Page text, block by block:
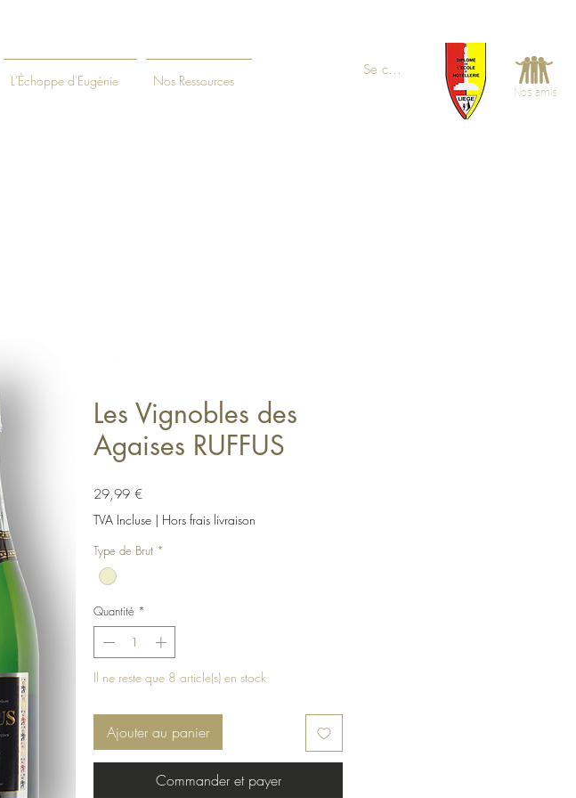
L'Échoppe d'Eugènie Nos Ressources
Se connecter
Nos amis
Les Vignobles des
Agaises RUFFUS
29,99 €Prix
TVA Incluse | Hors frais livraison
Type de Brut *
Quantité *
Il ne reste que 8 article(s) en stock
Ajouter au panier
Commander et payer